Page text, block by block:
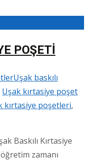
POŞETİ
Uşak baskılı
Uşak kırtasiye poşet
kırtasiye poşetleri,
Baskılı Kırtasiye
zamanı